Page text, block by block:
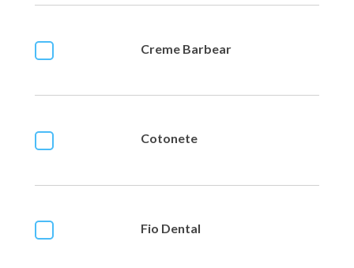
Creme Barbear
Cotonete
Fio Dental